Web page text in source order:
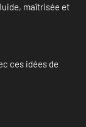
maîtrisée et
ces idées de